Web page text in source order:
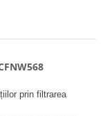
prin filtrarea